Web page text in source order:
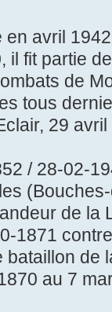
avril
il fit partie
de
tous
29
/ 28-02-
de la
1871
de
au 7